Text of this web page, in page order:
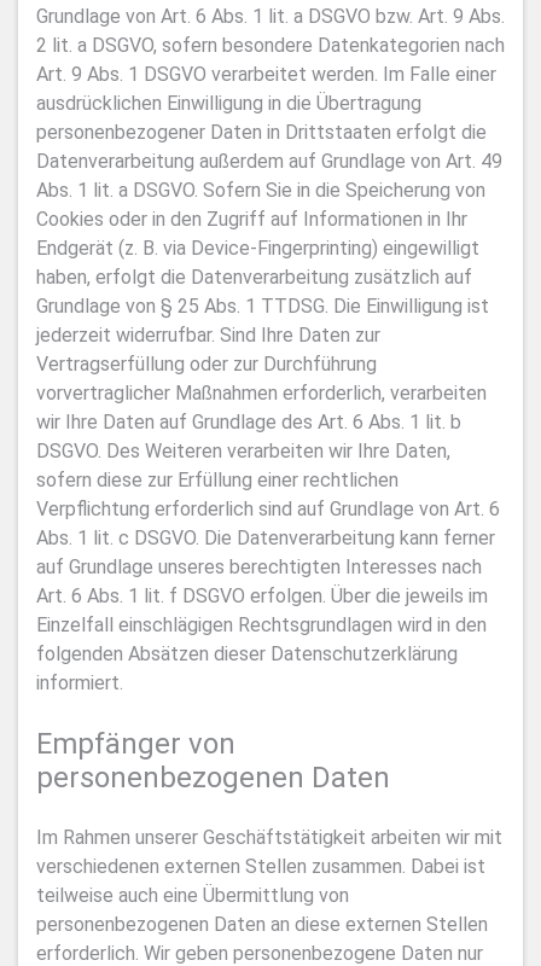
Grundlage von Art. 6 Abs. 1 lit. a DSGVO bzw. Art. 9 Abs.
2 lit. a DSGVO, sofern besondere Datenkategorien nach
Art. 9 Abs. 1 DSGVO verarbeitet werden. Im Falle einer
ausdrücklichen Einwilligung in die Übertragung
personenbezogener Daten in Drittstaaten erfolgt die
Datenverarbeitung außerdem auf Grundlage von Art. 49
Abs. 1 lit. a DSGVO. Sofern Sie in die Speicherung von
Cookies oder in den Zugriff auf Informationen in Ihr
Endgerät (z. B. via Device-Fingerprinting) eingewilligt
haben, erfolgt die Datenverarbeitung zusätzlich auf
Grundlage von § 25 Abs. 1 TTDSG. Die Einwilligung ist
jederzeit widerrufbar. Sind Ihre Daten zur
Vertragserfüllung oder zur Durchführung
vorvertraglicher Maßnahmen erforderlich, verarbeiten
wir Ihre Daten auf Grundlage des Art. 6 Abs. 1 lit. b
DSGVO. Des Weiteren verarbeiten wir Ihre Daten,
sofern diese zur Erfüllung einer rechtlichen
Verpflichtung erforderlich sind auf Grundlage von Art. 6
Abs. 1 lit. c DSGVO. Die Datenverarbeitung kann ferner
auf Grundlage unseres berechtigten Interesses nach
Art. 6 Abs. 1 lit. f DSGVO erfolgen. Über die jeweils im
Einzelfall einschlägigen Rechtsgrundlagen wird in den
folgenden Absätzen dieser Datenschutzerklärung
informiert.
Empfänger von
personenbezogenen Daten
Im Rahmen unserer Geschäftstätigkeit arbeiten wir mit
verschiedenen externen Stellen zusammen. Dabei ist
teilweise auch eine Übermittlung von
personenbezogenen Daten an diese externen Stellen
erforderlich. Wir geben personenbezogene Daten nur